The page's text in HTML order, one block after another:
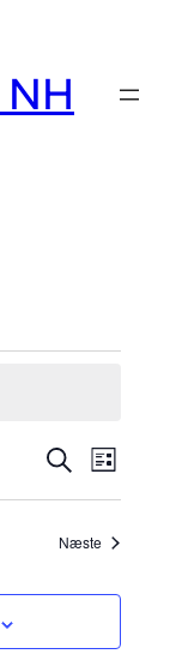
NH
Søgning
og
visninger
Søg
begivenheder
Liste
Næste